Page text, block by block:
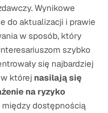
Wynikowe
do aktualizacji i prawie
w sposób, który
szybko
się najbardziej
której nasilają się
na ryzyko
między dostępnością